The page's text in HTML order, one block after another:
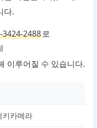
다.
3424-2488로
이루어질 수 있습니다.
키카메라